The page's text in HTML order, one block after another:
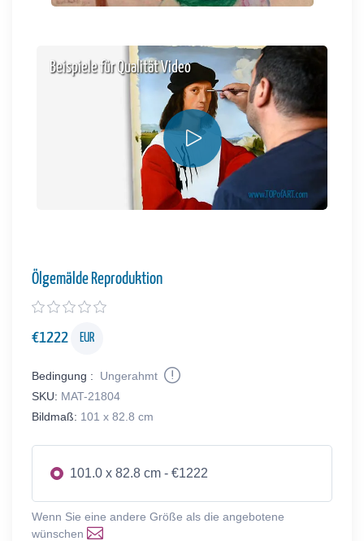
Beispiele für Qualität Video
Ölgemälde Reproduktion
€1222 EUR
Bedingung :
Ungerahmt
SKU: MAT-21804
Bildmaß: 101 x 82.8 cm
101.0 x 82.8 cm - €1222
Wenn Sie eine andere Größe als die angebotene
wünschen